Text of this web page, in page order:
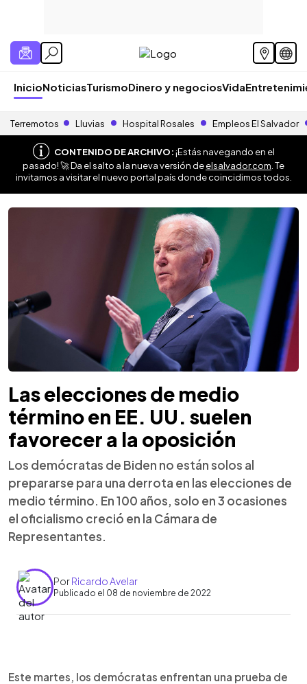
InicioNoticiasTurismoDinero y negociosVida
Terremotos Lluvias Hospital Rosales Empleos El Salvador
CONTENIDO DE ARCHIVO:¡Estás navegando en el
pasado! 🚀 Da el salto a la nueva versión deelsalvador.com . Te
invitamos a visitar el nuevo portal país donde coincidimos todos.
Las elecciones de medio
término en EE. UU. suelen
favorecer a la oposición
Los demócratas de Biden no están solos al
prepararse para una derrota en las elecciones de
medio término. En 100 años, solo en 3 ocasiones
el oficialismo creció en la Cámara de
Representantes.
PorRicardo Avelar
Publicado el 08 de noviembre de 2022
Escuchar artículo
Este martes, los demócratas enfrentan una prueba de